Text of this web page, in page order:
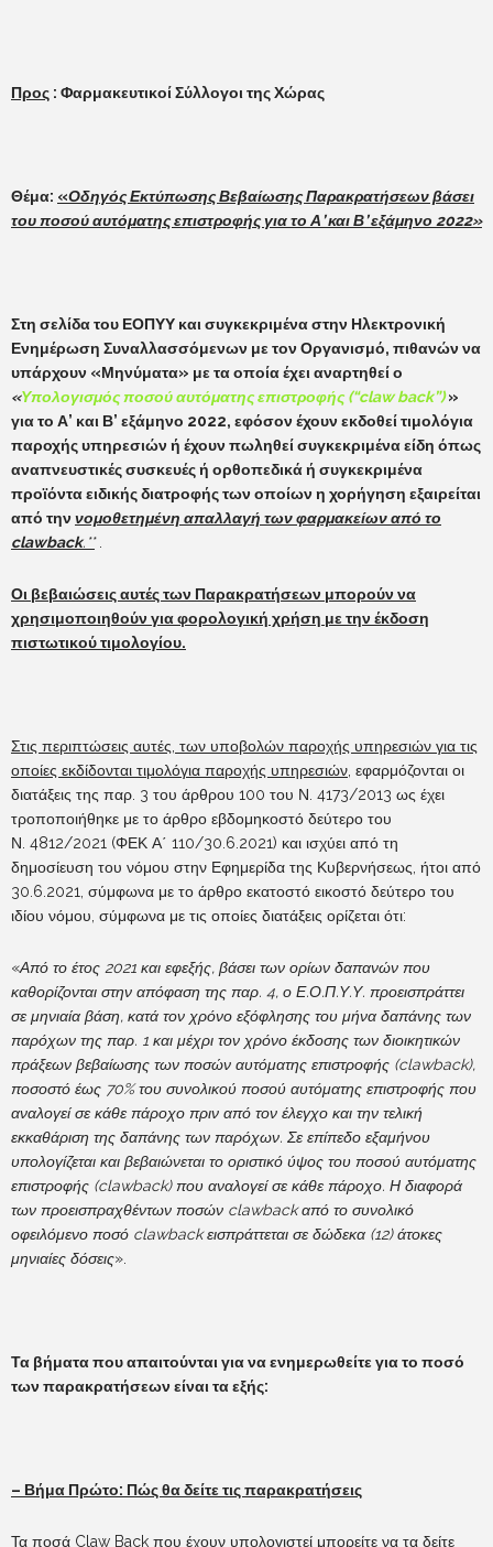
Προς : Φαρμακευτικοί Σύλλογοι της Χώρας
Θέμα: «Οδηγός Εκτύπωσης Βεβαίωσης Παρακρατήσεων βάσει
του ποσού αυτόματης επιστροφής για το Α’ και Β’ εξάμηνο 2022»
Στη σελίδα του ΕΟΠΥΥ και συγκεκριμένα στην Ηλεκτρονική
Ενημέρωση Συναλλασσόμενων με τον Οργανισμό, πιθανών να
υπάρχουν «Μηνύματα» με τα οποία έχει αναρτηθεί ο
«Υπολογισμός ποσού αυτόματης επιστροφής (“claw back”) »
για το Α’ και Β’ εξάμηνο 2022, εφόσον έχουν εκδοθεί τιμολόγια
παροχής υπηρεσιών ή έχουν πωληθεί συγκεκριμένα είδη όπως
αναπνευστικές συσκευές ή ορθοπεδικά ή συγκεκριμένα
προϊόντα ειδικής διατροφής των οποίων η χορήγηση εξαιρείται
από τηννομοθετημένη απαλλαγή των φαρμακείων από το
clawback.**.
Οι βεβαιώσεις αυτές των Παρακρατήσεων μπορούν να
χρησιμοποιηθούν για φορολογική χρήση με την έκδοση
πιστωτικού τιμολογίου.
Στις περιπτώσεις αυτές, των υποβολών παροχής υπηρεσιών για τις
οποίες εκδίδονται τιμολόγια παροχής υπηρεσιών , εφαρμόζονται οι
διατάξεις της παρ. 3 του άρθρου 100 του Ν. 4173/2013 ως έχει
τροποποιήθηκε με το άρθρο εβδομηκοστό δεύτερο του
Ν. 4812/2021 (ΦΕΚ Α΄ 110/30.6.2021) και ισχύει από τη
δημοσίευση του νόμου στην Εφημερίδα της Κυβερνήσεως, ήτοι από
30.6.2021, σύμφωνα με το άρθρο εκατοστό εικοστό δεύτερο του
ιδίου νόμου, σύμφωνα με τις οποίες διατάξεις ορίζεται ότι:
«Από το έτος 2021 και εφεξής, βάσει των ορίων δαπανών που
καθορίζονται στην απόφαση της παρ. 4, ο Ε.Ο.Π.Υ.Υ. προεισπράττει
σε μηνιαία βάση, κατά τον χρόνο εξόφλησης του μήνα δαπάνης των
παρόχων της παρ. 1 και μέχρι τον χρόνο έκδοσης των διοικητικών
πράξεων βεβαίωσης των ποσών αυτόματης επιστροφής (clawback),
ποσοστό έως 70% του συνολικού ποσού αυτόματης επιστροφής που
αναλογεί σε κάθε πάροχο πριν από τον έλεγχο και την τελική
εκκαθάριση της δαπάνης των παρόχων. Σε επίπεδο εξαμήνου
υπολογίζεται και βεβαιώνεται το οριστικό ύψος του ποσού αυτόματης
επιστροφής (clawback) που αναλογεί σε κάθε πάροχο. Η διαφορά
των προεισπραχθέντων ποσών clawback από το συνολικό
οφειλόμενο ποσό clawback εισπράττεται σε δώδεκα (12) άτοκες
μηνιαίες δόσεις».
Τα βήματα που απαιτούνται για να ενημερωθείτε για το ποσό
των παρακρατήσεων είναι τα εξής:
– Βήμα Πρώτο: Πώς θα δείτε τις παρακρατήσεις
Τα ποσά Claw Back που έχουν υπολογιστεί μπορείτε να τα δείτε